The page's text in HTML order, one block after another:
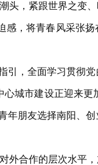
头，紧跟世界之变
感，将青春风采张
引，全面学习贯彻
城市建设正迎来
朋友选择南阳、
外合作的层次水平